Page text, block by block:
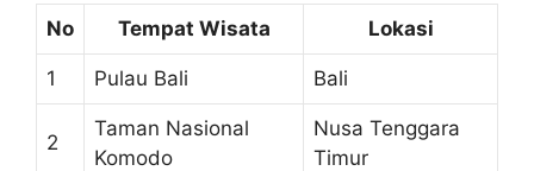
No Tempat Wisata Lokasi
1 Pulau Bali Bali
2
Taman Nasional
Komodo
Nusa Tenggara
Timur